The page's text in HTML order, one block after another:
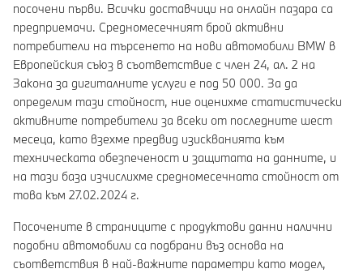
посочени първи. Всички доставчици на онлайн пазара са
предприемачи. Средномесечният брой активни
потребители на търсенето на нови автомобили BMW в
Европейския съюз в съответствие с член 24, ал. 2 на
Закона за дигиталните услуги е под 50 000. За да
определим тази стойност, ние оценихме статистически
активните потребители за всеки от последните шест
месеца, като взехме предвид изискванията към
техническата обезпеченост и защитата на данните, и
на тази база изчислихме средномесечната стойност от
това към 27.02.2024 г.
Посочените в страниците с продуктови данни налични
подобни автомобили са подбрани въз основа на
съответствия в най-важните параметри като модел,